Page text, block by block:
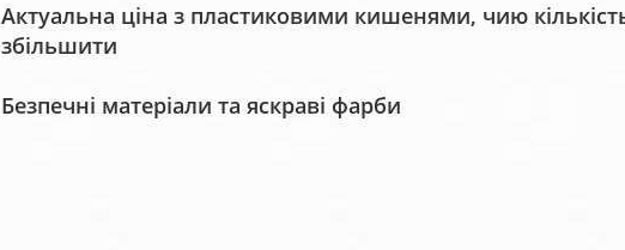
Актуальна ціна з пластиковими кишенями, чию
збільшити
Безпечні матеріали та яскраві фарби